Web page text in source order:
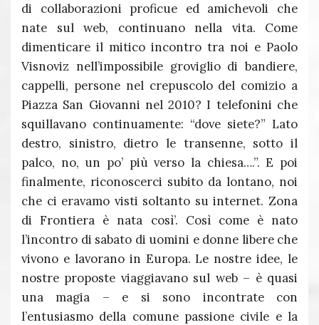
di collaborazioni proficue ed amichevoli che
nate sul web, continuano nella vita. Come
dimenticare il mitico incontro tra noi e Paolo
Visnoviz nell’impossibile groviglio di bandiere,
cappelli, persone nel crepuscolo del comizio a
Piazza San Giovanni nel 2010? I telefonini che
squillavano continuamente: “dove siete?” Lato
destro, sinistro, dietro le transenne, sotto il
palco, no, un po’ più verso la chiesa….”. E poi
finalmente, riconoscerci subito da lontano, noi
che ci eravamo visti soltanto su internet. Zona
di Frontiera è nata così’. Così come è nato
l’incontro di sabato di uomini e donne libere che
vivono e lavorano in Europa. Le nostre idee, le
nostre proposte viaggiavano sul web – è quasi
una magia – e si sono incontrate con
l’entusiasmo della comune passione civile e la